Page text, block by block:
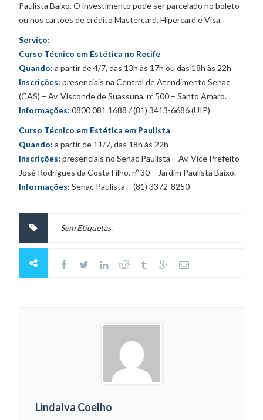
Paulista Baixo. O investimento pode ser parcelado no boleto
ou nos cartões de crédito Mastercard, Hipercard e Visa.
Serviço:
Curso Técnico em Estética no Recife
Quando:a partir de 4/7, das 13h às 17h ou das 18h às 22h
Inscrições: presenciais na Central de Atendimento Senac
(CAS) – Av. Visconde de Suassuna, nº 500 – Santo Amaro.
Informações:0800 081 1688 / (81) 3413-6686 (UIP)
Curso Técnico em Estética em Paulista
Quando: a partir de 11/7, das 18h às 22h
Inscrições: presenciais no Senac Paulista – Av. Vice Prefeito
José Rodrigues da Costa Filho, nº 30 – Jardim Paulista Baixo.
Informações: Senac Paulista – (81) 3372-8250
Sem Etiquetas.
Lindalva Coelho